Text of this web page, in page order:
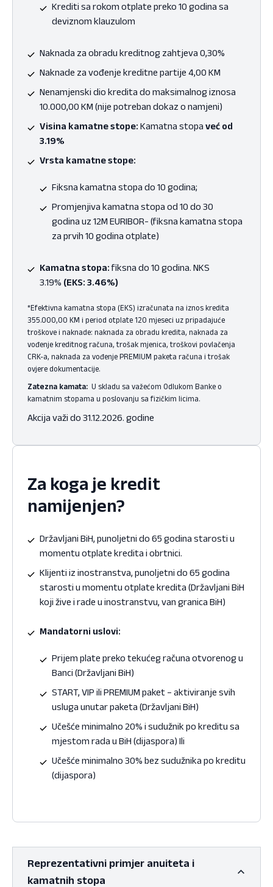
Krediti sa rokom otplate preko 10 godina sa
deviznom klauzulom
Naknada za obradu kreditnog zahtjeva 0,30%
Naknade za vođenje kreditne partije 4,00 KM
Nenamjenski dio kredita do maksimalnog iznosa
10.000,00 KM (nije potreban dokaz o namjeni)
Visina kamatne stope: Kamatna stopa već od
3.19%
Vrsta kamatne stope:
Fiksna kamatna stopa do 10 godina;
Promjenjiva kamatna stopa od 10 do 30
godina uz 12M EURIBOR- (fiksna kamatna stopa
za prvih 10 godina otplate)
Kamatna stopa:fiksna do 10 godina. NKS
3.19% (EKS: 3.46%)
*Efektivna kamatna stopa (EKS) izračunata na iznos kredita
355.000,00 KM i period otplate 120 mjeseci uz pripadajuće
troškove i naknade: naknada za obradu kredita, naknada za
vođenje kreditnog računa, trošak mjenica, troškovi povlačenja
CRK-a, naknada za vođenje PREMIUM paketa računa i trošak
ovjere dokumentacije.
Zatezna kamata: U skladu sa važećom Odlukom Banke o
kamatnim stopama u poslovanju sa fizičkim licima.
Akcija važi do 31.12.2026. godine
Za koga je kredit
namijenjen?
Državljani BiH, punoljetni do 65 godina starosti u
momentu otplate kredita i obrtnici.
Klijenti iz inostranstva, punoljetni do 65 godina
starosti u momentu otplate kredita (Državljani BiH
koji žive i rade u inostranstvu, van granica BiH)
Mandatorni uslovi:
Prijem plate preko tekućeg računa otvorenog u
Banci (Državljani BiH)
START, VIP ili PREMIUM paket – aktiviranje svih
usluga unutar paketa (Državljani BiH)
Učešće minimalno 20% i sudužnik po kreditu sa
mjestom rada u BiH (dijaspora) Ili
Učešće minimalno 30% bez sudužnika po kreditu
(dijaspora)
Reprezentativni primjer anuiteta i
kamatnih stopa